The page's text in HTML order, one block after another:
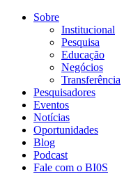
Conteúdo principal
Sobre
Institucional
Pesquisa
Educação
Negócios
Transferência
Pesquisadores
Eventos
Notícias
Oportunidades
Blog
Podcast
Fale com o BI0S